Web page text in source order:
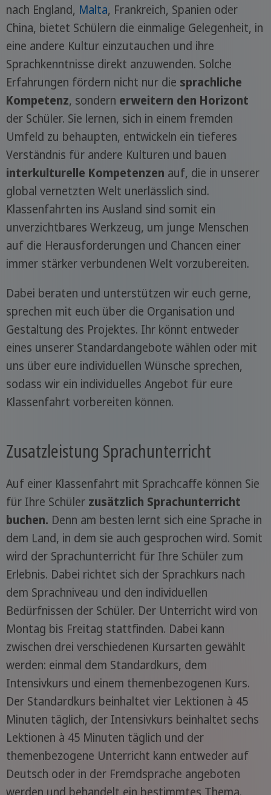
nach England, Malta, Frankreich, Spanien oder
China, bietet Schülern die einmalige Gelegenheit, in
eine andere Kultur einzutauchen und ihre
Sprachkenntnisse direkt anzuwenden. Solche
Erfahrungen fördern nicht nur die sprachliche
Kompetenz, sondern erweitern den Horizont
der Schüler. Sie lernen, sich in einem fremden
Umfeld zu behaupten, entwickeln ein tieferes
Verständnis für andere Kulturen und bauen
interkulturelle Kompetenzen auf, die in unserer
global vernetzten Welt unerlässlich sind.
Klassenfahrten ins Ausland sind somit ein
unverzichtbares Werkzeug, um junge Menschen
auf die Herausforderungen und Chancen einer
immer stärker verbundenen Welt vorzubereiten.
Dabei beraten und unterstützen wir euch gerne,
sprechen mit euch über die Organisation und
Gestaltung des Projektes. Ihr könnt entweder
eines unserer Standardangebote wählen oder mit
uns über eure individuellen Wünsche sprechen,
sodass wir ein individuelles Angebot für eure
Klassenfahrt vorbereiten können.
Zusatzleistung Sprachunterricht
Auf einer Klassenfahrt mit Sprachcaffe können Sie
für Ihre Schüler zusätzlich Sprachunterricht
buchen. Denn am besten lernt sich eine Sprache in
dem Land, in dem sie auch gesprochen wird. Somit
wird der Sprachunterricht für Ihre Schüler zum
Erlebnis. Dabei richtet sich der Sprachkurs nach
dem Sprachniveau und den individuellen
Bedürfnissen der Schüler. Der Unterricht wird von
Montag bis Freitag stattfinden. Dabei kann
zwischen drei verschiedenen Kursarten gewählt
werden: einmal dem Standardkurs, dem
Intensivkurs und einem themenbezogenen Kurs.
Der Standardkurs beinhaltet vier Lektionen à 45
Minuten täglich, der Intensivkurs beinhaltet sechs
Lektionen à 45 Minuten täglich und der
themenbezogene Unterricht kann entweder auf
Deutsch oder in der Fremdsprache angeboten